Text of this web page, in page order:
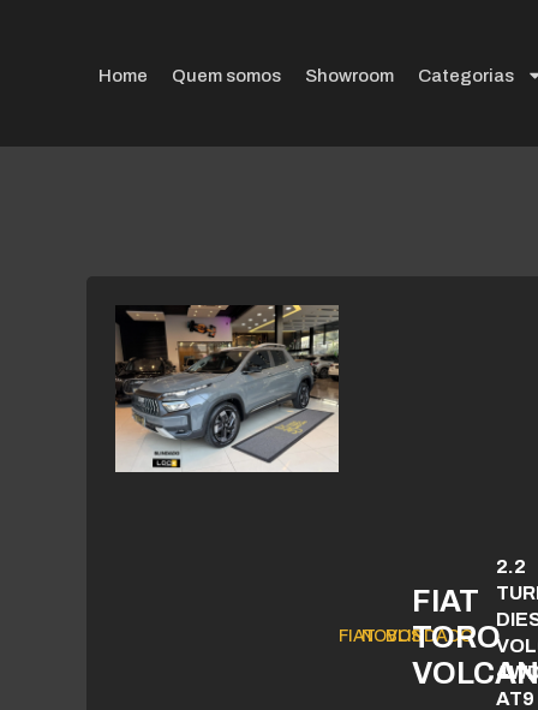
Home Quem somos Showroom Categorias
FIATNOVOS
BLINDADO
FIAT
TORO
2.2
AT9